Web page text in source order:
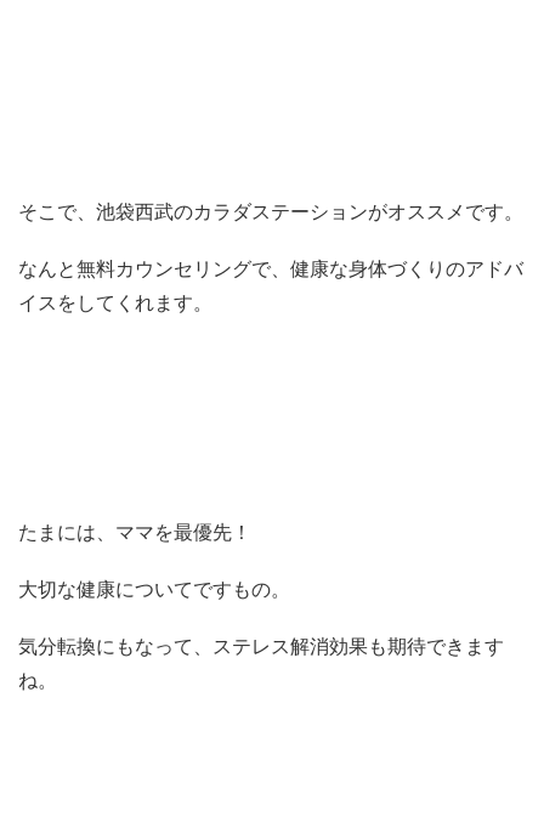
そこで、池袋西武のカラダステーションがオススメです。
なんと無料カウンセリングで、健康な身体づくりのアドバ
イスをしてくれます。
たまには、ママを最優先！
大切な健康についてですもの。
気分転換にもなって、ステレス解消効果も期待できます
ね。